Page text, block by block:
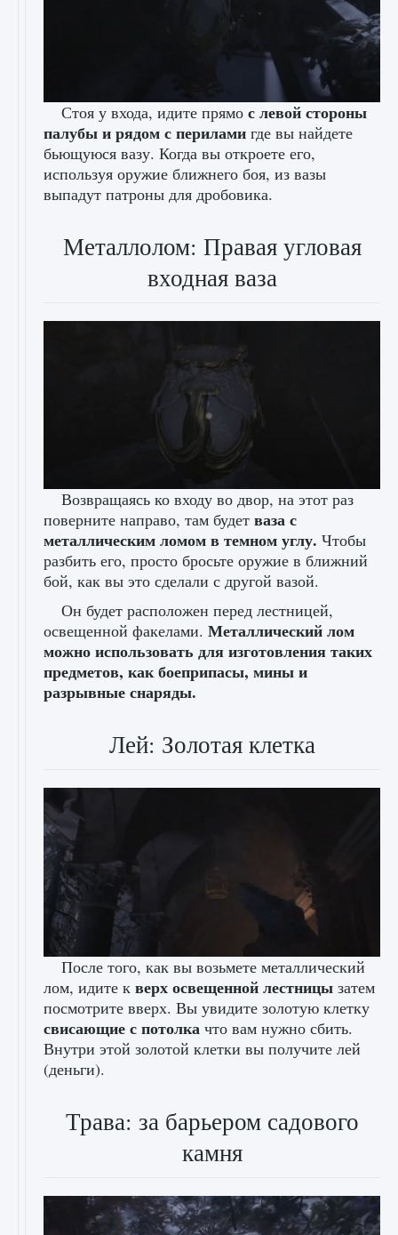
Стоя у входа, идите прямо с левой стороны
палубы и рядом с перилами где вы найдете
бьющуюся вазу. Когда вы откроете его,
используя оружие ближнего боя, из вазы
выпадут патроны для дробовика.
Металлолом: Правая угловая
входная ваза
Возвращаясь ко входу во двор, на этот раз
поверните направо, там будет ваза с
металлическим ломом в темном углу. Чтобы
разбить его, просто бросьте оружие в ближний
бой, как вы это сделали с другой вазой.
Он будет расположен перед лестницей,
освещенной факелами. Металлический лом
можно использовать для изготовления таких
предметов, как боеприпасы, мины и
разрывные снаряды.
Лей: Золотая клетка
После того, как вы возьмете металлический
лом, идите к верх освещенной лестницы затем
посмотрите вверх. Вы увидите золотую клетку
свисающие с потолка что вам нужно сбить.
Внутри этой золотой клетки вы получите лей
(деньги).
Трава: за барьером садового
камня